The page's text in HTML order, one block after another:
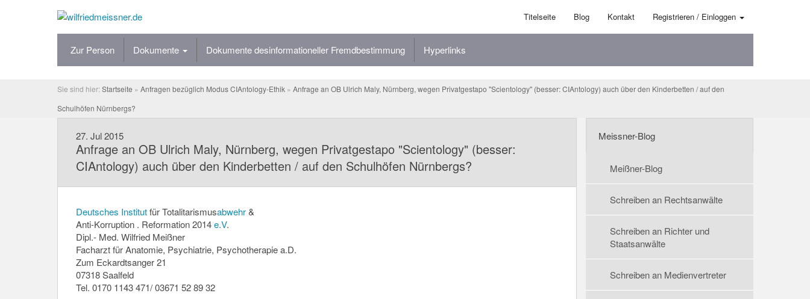
Titelseite Blog Kontakt Registrieren / Einloggen
Zur Person Dokumente Dokumente desinformationeller Fremdbestimmung Hyperlinks
Sie sind hier:Startseite » Anfragen bezüglich Modus CIAntology-Ethik» Anfrage an OB Ulrich Maly, Nürnberg, wegen Privatgestapo "Scientology" (besser: CIAntology) auch über den Kinderbetten / auf den
Schulhöfen Nürnbergs?
27. Jul 2015
Anfrage an OB Ulrich Maly, Nürnberg, wegen Privatgestapo "Scientology" (besser:
CIAntology) auch über den Kinderbetten / auf den Schulhöfen Nürnbergs?
Deutsches Institutfür Totalitarismusabwehr&
Anti-Korruption . Reformation 2014e.V.
Dipl.- Med. Wilfried Meißner
Facharzt für Anatomie, Psychiatrie, Psychotherapie a.D.
Zum Eckardtsanger 21
07318 Saalfeld
Tel. 0170 1143 471/ 03671 52 89 32
Meissner-Blog
Meißner-Blog
Schreiben an Rechtsanwälte
Schreiben an Richter und
Staatsanwälte
Schreiben an Medienvertreter